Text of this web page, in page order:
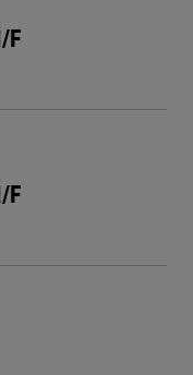
F
F